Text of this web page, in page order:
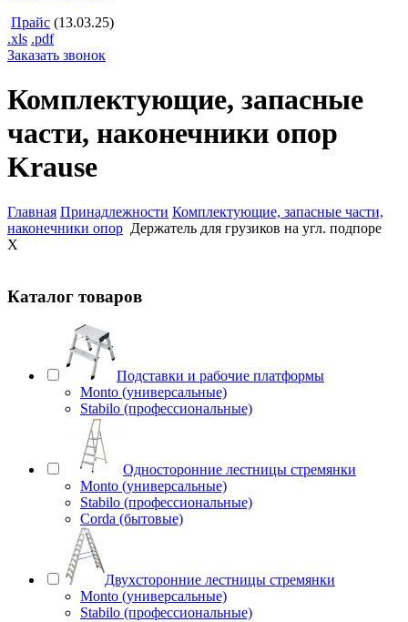
Прайс (13.03.25)
.xls .pdf
Заказать звонок
Комплектующие, запасные
части, наконечники опор
Krause
Главная Принадлежности Комплектующие, запасные части,
наконечники опор Держатель для грузиков на угл. подпоре
X
Каталог товаров
Подставки и рабочие платформы
Monto (универсальные)
Stabilo (профессиональные)
Односторонние лестницы стремянки
Monto (универсальные)
Stabilo (профессиональные)
Corda (бытовые)
Двухсторонние лестницы стремянки
Monto (универсальные)
Stabilo (профессиональные)